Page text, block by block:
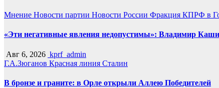
Мнение Новости партии Новости России Фракция КПРФ в
«Эти негативные явления недопустимы»: Владимир
Авг 6, 2026 kprf_admin
Г.А.Зюганов Красная линия Сталин
В бронзе и граните: в Орле открыли Аллею Победителей